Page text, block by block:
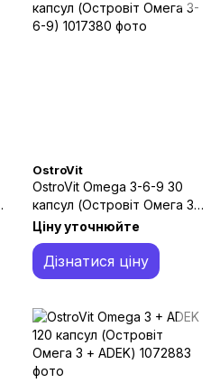
OstroVit
OstroVit Omega 3-6-9 30
капсул (Островіт Омега 3-
6-9)
Ціну уточнюйте
Дізнатися ціну